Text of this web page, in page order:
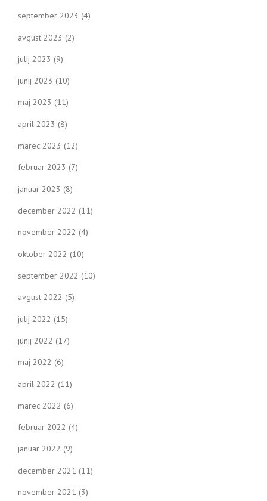
september 2023 (4)
avgust 2023 (2)
julij 2023 (9)
junij 2023 (10)
maj 2023 (11)
april 2023 (8)
marec 2023 (12)
februar 2023 (7)
januar 2023 (8)
december 2022 (11)
november 2022 (4)
oktober 2022 (10)
september 2022 (10)
avgust 2022 (5)
julij 2022 (15)
junij 2022 (17)
maj 2022 (6)
april 2022 (11)
marec 2022 (6)
februar 2022 (4)
januar 2022 (9)
december 2021 (11)
november 2021 (3)